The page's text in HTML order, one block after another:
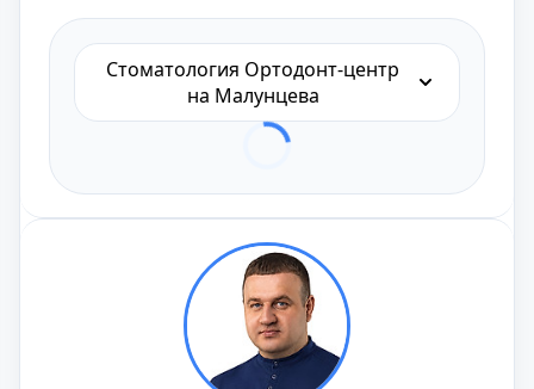
Стоматология Ортодонт-центр
на Малунцева